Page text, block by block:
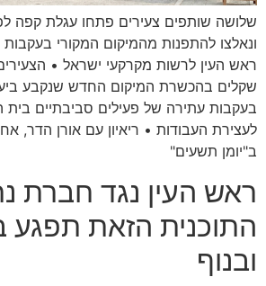
שלושה שותפים צעירים פתחו עגלת קפה
ונאלצו להתפנות מהמיקום המקורי בעקבות
ראש העין לרשות מקרקעי ישראל •
שקלים בהכשרת המיקום החדש שנקבע
בעקבות עתירה של פעילים סביבתיים בית
לעצירת העבודות • ריאיון עם אורן הדר,
ב"יומן תשעים"
ראש העין נגד חברת
התוכנית הזאת תפגע
ובנוף